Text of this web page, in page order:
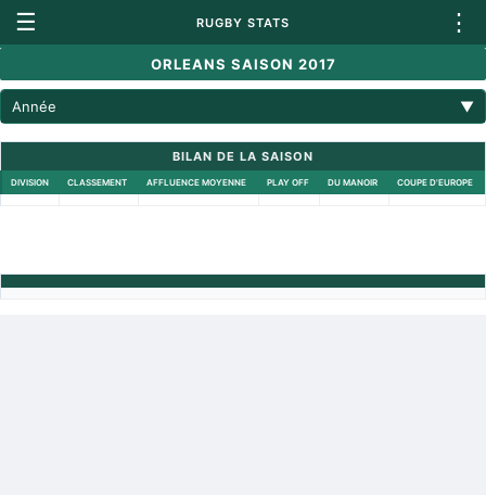
☰ RUGBY STATS ⋮
ORLEANS SAISON 2017
Année ▼
BILAN DE LA SAISON
DIVISION CLASSEMENT AFFLUENCE MOYENNE PLAY OFF DU MANOIR COUPE D'EUROPE